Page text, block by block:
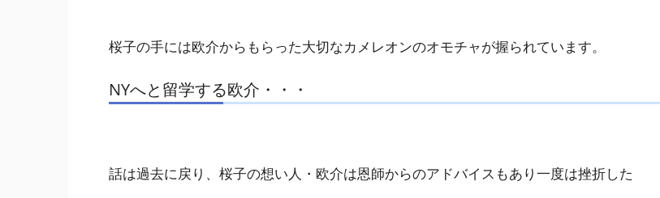
桜子の手には欧介からもらった大切なカメレオンのオモチャが握られています。
NYへと留学する欧介・・・
話は過去に戻り、桜子の想い人・欧介は恩師からのアドバイスもあり一度は挫折した